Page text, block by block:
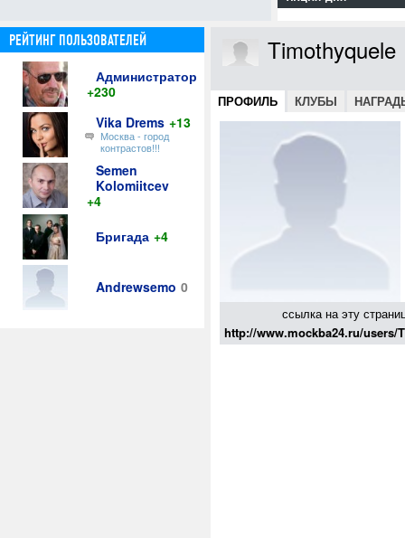
Timothyquele
ПРОФИЛЬ КЛУБЫ
ссылка на эту
http://www.mockba24.ru/users/
РЕЙТИНГ ПОЛЬЗОВАТЕЛЕЙ
Администратор
+230
Vika Drems +13
Москва - город
контрастов!!!
Semen
Kolomiitcev
+4
Бригада +4
Andrewsemo 0